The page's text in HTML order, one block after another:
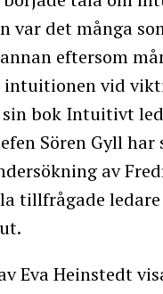
var det många
eftersom
vid
bok Intuitivt
Sören Gyll
av
tillfrågade
Eva Heinstedt